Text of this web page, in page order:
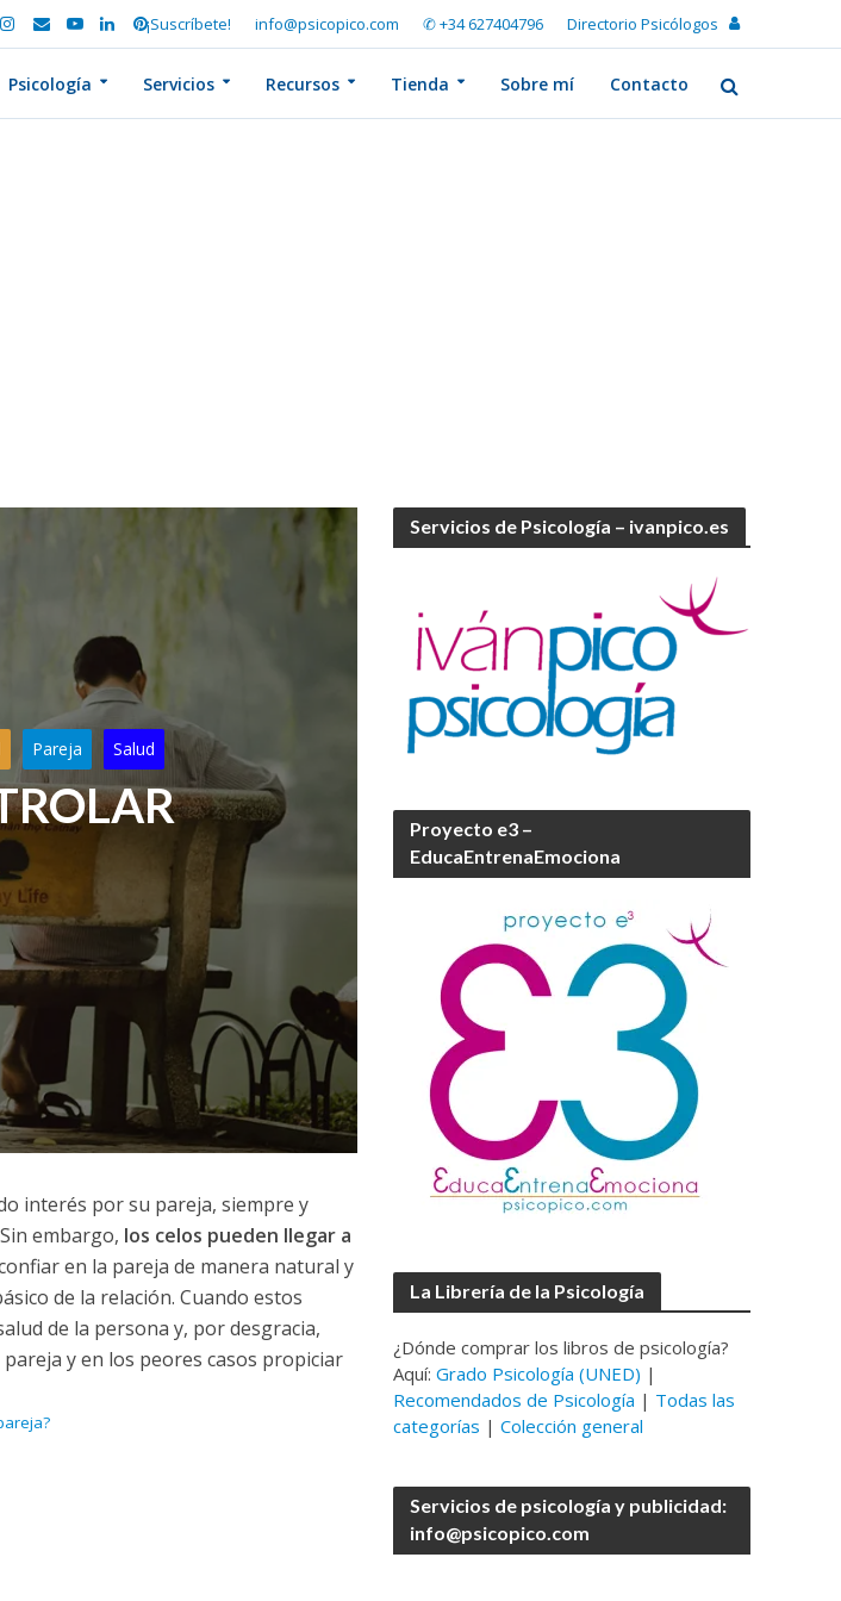
¡Suscríbete! info@psicopico.com ✆ +34 627404796 Directorio Psicólogos
Psicología Servicios Recursos Tienda Sobre mí Contacto
Pareja Salud
interés por su pareja, siempre y
embargo, los celos pueden llegar a
en la pareja de manera natural y
de la relación. Cuando estos
de la persona y, por desgracia,
y en los peores casos propiciar
Servicios de Psicología – ivanpico.es
Proyecto e3 –
EducaEntrenaEmociona
La Librería de la Psicología
¿Dónde comprar los libros de psicología?
Aquí:Grado Psicología (UNED) |
Recomendados de Psicología | Todas las
categorías |Colección general
Servicios de psicología y publicidad:
info@psicopico.com